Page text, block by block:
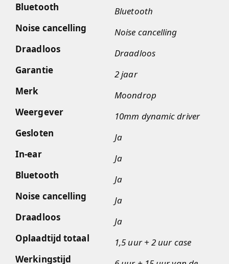
Bluetooth
Bluetooth
Noise cancelling
Noise cancelling
Draadloos
Draadloos
Garantie
2 jaar
Merk
Moondrop
Weergever
10mm dynamic driver
Gesloten
Ja
In-ear
Ja
Bluetooth
Ja
Noise cancelling
Ja
Draadloos
Ja
Oplaadtijd totaal
1,5 uur + 2 uur case
Werkingstijd